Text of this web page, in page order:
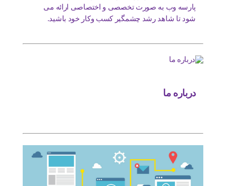
پارسه وب به صورت تخصصی و اختصاصی ارائه می
شود تا شاهد رشد چشمگیر کسب وکار خود باشید.
درباره ما